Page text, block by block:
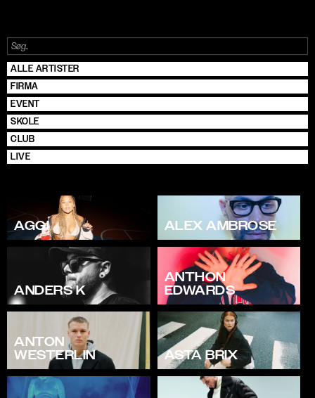
AGGI ALEX AMBROSE
ANDERS K
ANTHON
EDWARDS
ANTON
WESTERLIN
ASTA BRIX
ALLE ARTISTER
FIRMA
EVENT
SKOLE
CLUB
LIVE